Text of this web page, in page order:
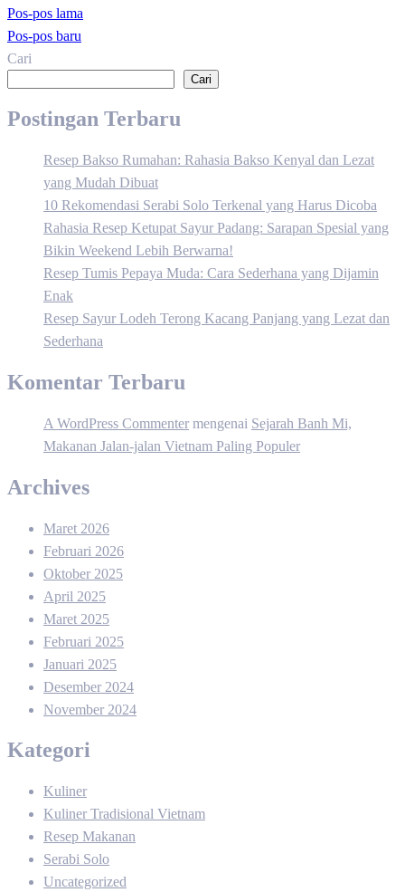
Navigasi
pos
Pos-pos lama
Pos-pos baru
Cari
Cari
Postingan Terbaru
Resep Bakso Rumahan: Rahasia Bakso Kenyal dan Lezat
yang Mudah Dibuat
10 Rekomendasi Serabi Solo Terkenal yang Harus Dicoba
Rahasia Resep Ketupat Sayur Padang: Sarapan Spesial yang
Bikin Weekend Lebih Berwarna!
Resep Tumis Pepaya Muda: Cara Sederhana yang Dijamin
Enak
Resep Sayur Lodeh Terong Kacang Panjang yang Lezat dan
Sederhana
Komentar Terbaru
A WordPress Commenter mengenai Sejarah Banh Mi,
Makanan Jalan-jalan Vietnam Paling Populer
Archives
Maret 2026
Februari 2026
Oktober 2025
April 2025
Maret 2025
Februari 2025
Januari 2025
Desember 2024
November 2024
Kategori
Kuliner
Kuliner Tradisional Vietnam
Resep Makanan
Serabi Solo
Uncategorized